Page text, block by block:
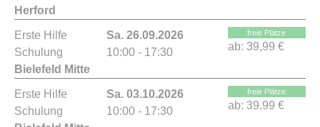
Herford
Erste Hilfe
Schulung
Bielefeld Mitte
Sa. 26.09.2026
10:00 - 17:30
freie Plätze
ab: 39,99 €
Erste Hilfe
Schulung
Sa. 03.10.2026
10:00 - 17:30
freie Plätze
ab: 39,99 €